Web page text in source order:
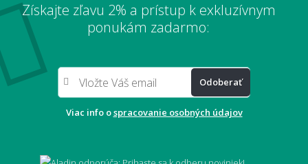
Získajte zľavu 2% a prístup k exkluzívnym
ponukám zadarmo:
Odoberať
Viac info ospracovanie osobných údajov